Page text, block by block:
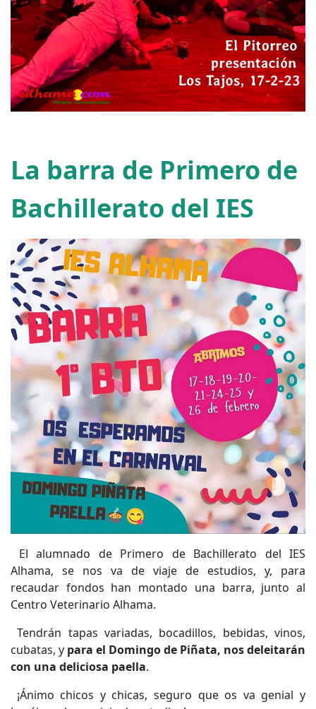
La barra de Primero de
Bachillerato del IES
El alumnado de Primero de Bachillerato del IES
Alhama, se nos va de viaje de estudios, y, para
recaudar fondos han montado una barra, junto al
Centro Veterinario Alhama.
Tendrán tapas variadas, bocadillos, bebidas, vinos,
cubatas, y para el Domingo de Piñata, nos deleitarán
con una deliciosa paella.
¡Ánimo chicos y chicas, seguro que os va genial y